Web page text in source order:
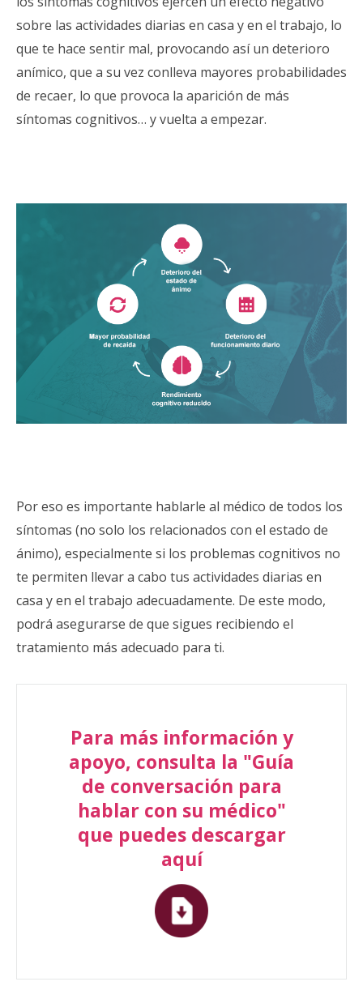
sobre las actividades diarias en casa y en el trabajo, lo
que te hace sentir mal, provocando así un deterioro
anímico, que a su vez conlleva mayores probabilidades
de recaer, lo que provoca la aparición de más
síntomas cognitivos… y vuelta a empezar.
Por eso es importante hablarle al médico de todos los
síntomas (no solo los relacionados con el estado de
ánimo), especialmente si los problemas cognitivos no
te permiten llevar a cabo tus actividades diarias en
casa y en el trabajo adecuadamente. De este modo,
podrá asegurarse de que sigues recibiendo el
tratamiento más adecuado para ti.
Para más información y
apoyo, consulta la "Guía
de conversación para
hablar con su médico"
que puedes descargar
aquí